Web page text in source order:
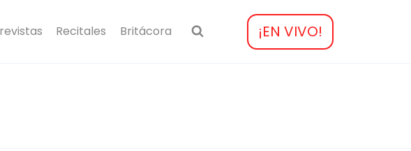
Recitales Britácora ¡EN VIVO!